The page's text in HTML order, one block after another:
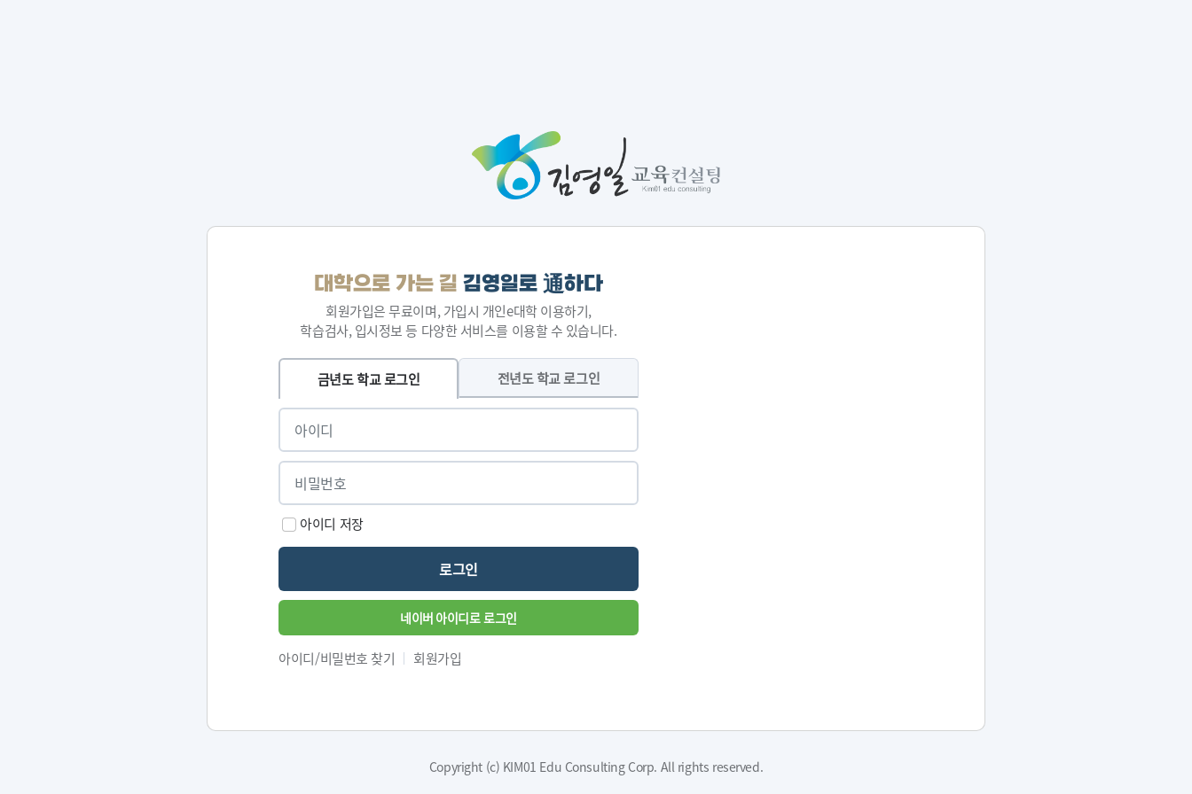
대학으로 가는 길 김영일로 通하다
회원가입은 무료이며, 가입시 개인e대학 이용하기,
학습검사, 입시정보 등 다양한 서비스를 이용할 수 있습니다.
금년도 학교 로그인 전년도 학교 로그인
아이디 저장
로그인
네이버 아이디로 로그인
아이디/비밀번호 찾기 회원가입
Copyright (c) KIM01 Edu Consulting Corp. All rights reserved.